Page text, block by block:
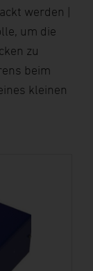
werden |
um die
zu
beim
kleinen